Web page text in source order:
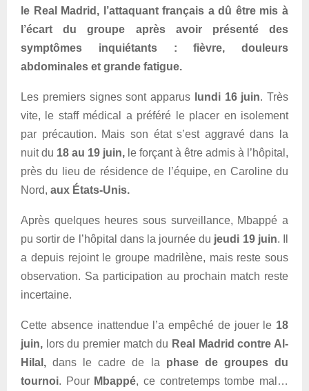
le Real Madrid, l’attaquant français a dû être mis à
l’écart du groupe après avoir présenté des
symptômes inquiétants : fièvre, douleurs
abdominales et grande fatigue.
Les premiers signes sont apparus lundi 16 juin. Très
vite, le staff médical a préféré le placer en isolement
par précaution. Mais son état s’est aggravé dans la
nuit du 18 au 19 juin, le forçant à être admis à l’hôpital,
près du lieu de résidence de l’équipe, en Caroline du
Nord, aux États-Unis.
Après quelques heures sous surveillance, Mbappé a
pu sortir de l’hôpital dans la journée du jeudi 19 juin. Il
a depuis rejoint le groupe madrilène, mais reste sous
observation. Sa participation au prochain match reste
incertaine.
Cette absence inattendue l’a empêché de jouer le 18
juin, lors du premier match du Real Madrid contre Al-
Hilal, dans le cadre de la phase de groupes du
tournoi. Pour Mbappé, ce contretemps tombe mal…